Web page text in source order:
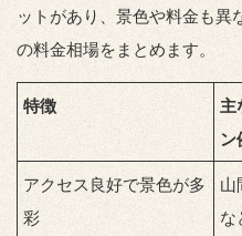
ットがあり、景色や料金も異
の料金相場をまとめます。
特徴
主
ン
アクセス良好で景色が多
彩
山
な